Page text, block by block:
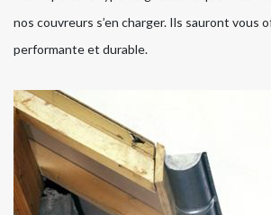
nos couvreurs s’en charger. Ils sauront vous
performante et durable.